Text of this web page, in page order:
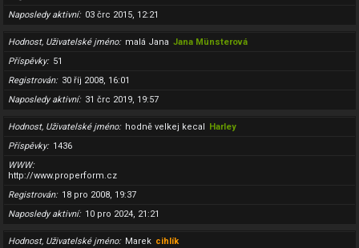
Naposledy aktivní
03 črc 2015, 12:21
Hodnost, Uživatelské jméno malá Jana Jana Münsterová
Příspěvky
51
Registrován
30 říj 2008, 16:01
Naposledy aktivní
31 črc 2019, 19:57
Hodnost, Uživatelské jméno hodně velkej kecal Harley
Příspěvky
1436
WWW
http://www.properform.cz
Registrován
18 pro 2008, 19:37
Naposledy aktivní
10 pro 2024, 21:21
Hodnost, Uživatelské jméno Marek cihlík